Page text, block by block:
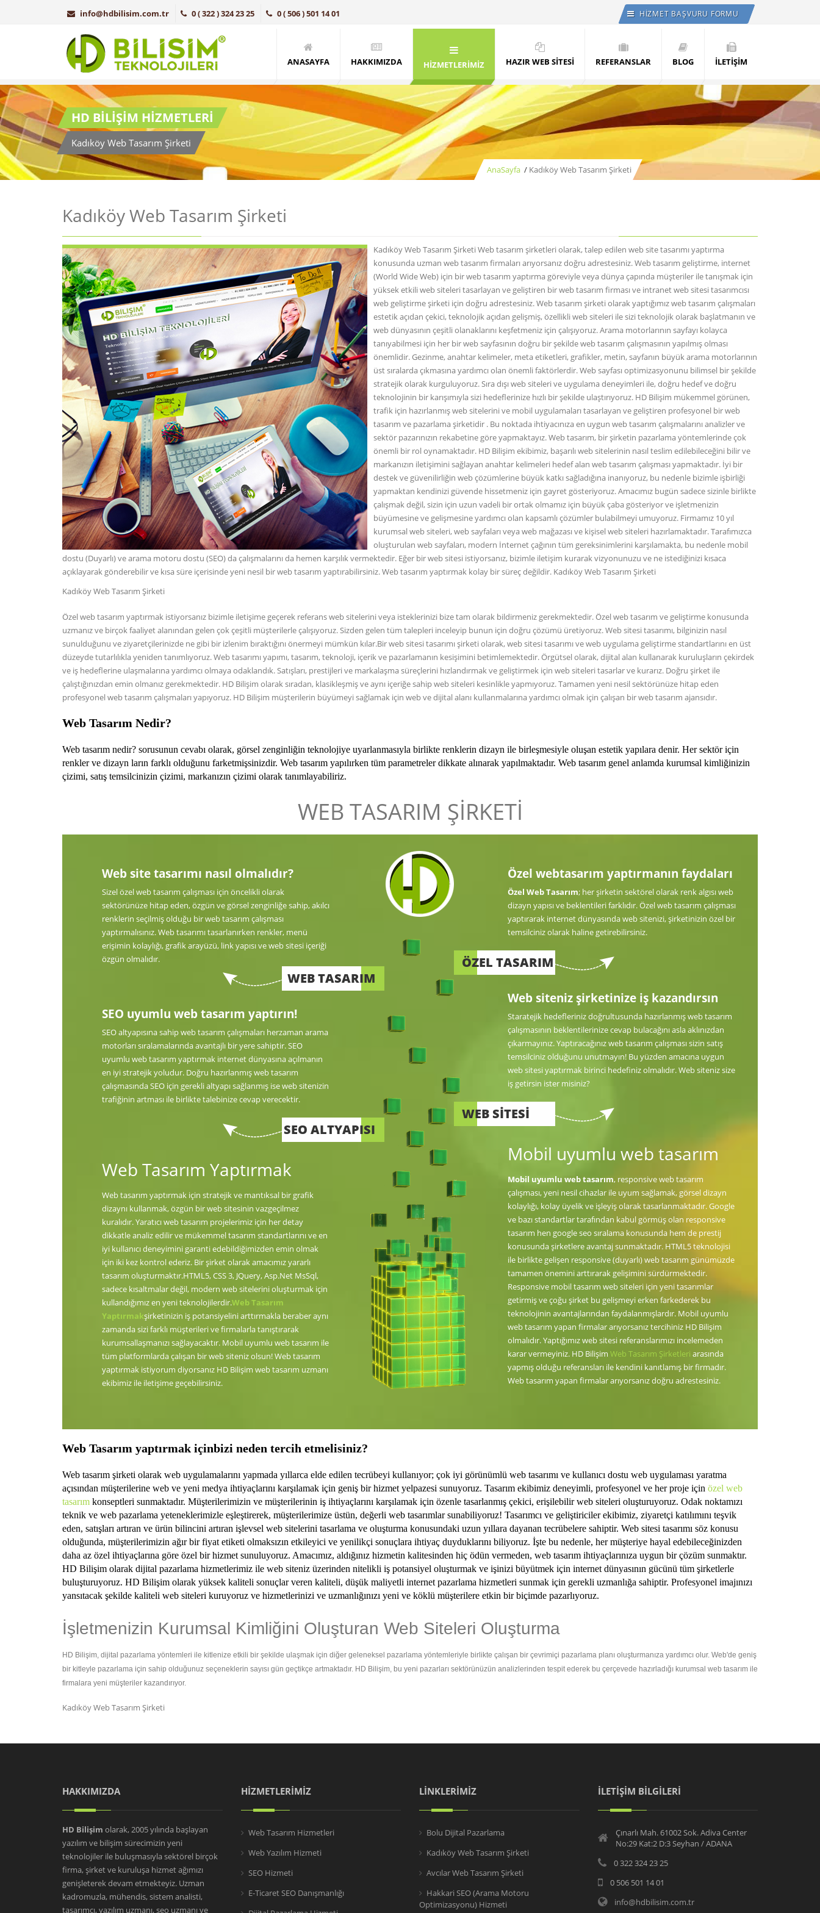
info@hdbilisim.com.tr 0 ( 322 ) 324 23 25 0 ( 506 ) 501 14 01 HİZMET BAŞVURU FORMU
ANASAYFA HAKKIMIZDA HİZMETLERİMİZ HAZIR WEB SİTESİ REFERANSLAR BLOG İLETİŞİM
HD BİLİŞİM HİZMETLERİ
Kadıköy Web Tasarım Şirketi
AnaSayfa / Kadıköy Web Tasarım Şirketi
Kadıköy Web Tasarım Şirketi
Kadıköy Web Tasarım Şirketi Web tasarım şirketleri olarak, talep edilen web site tasarımı yaptırma
konusunda uzman web tasarım firmaları arıyorsanız doğru adrestesiniz. Web tasarım geliştirme, internet
(World Wide Web) için bir web tasarım yaptırma göreviyle veya dünya çapında müşteriler ile tanışmak için
yüksek etkili web siteleri tasarlayan ve geliştiren bir web tasarım firması ve intranet web sitesi tasarımcısı
web geliştirme şirketi için doğru adrestesiniz. Web tasarım şirketi olarak yaptığımız web tasarım çalışmaları
estetik açıdan çekici, teknolojik açıdan gelişmiş, özellikli web siteleri ile sizi teknolojik olarak başlatmanın ve
web dünyasının çeşitli olanaklarını keşfetmeniz için çalışıyoruz. Arama motorlarının sayfayı kolayca
tanıyabilmesi için her bir web sayfasının doğru bir şekilde web tasarım çalışmasının yapılmış olması
önemlidir. Gezinme, anahtar kelimeler, meta etiketleri, grafikler, metin, sayfanın büyük arama motorlarının
üst sıralarda çıkmasına yardımcı olan önemli faktörlerdir. Web sayfası optimizasyonunu bilimsel bir şekilde
stratejik olarak kurguluyoruz. Sıra dışı web siteleri ve uygulama deneyimleri ile, doğru hedef ve doğru
teknolojinin bir karışımıyla sizi hedeflerinize hızlı bir şekilde ulaştırıyoruz. HD Bilişim mükemmel görünen,
trafik için hazırlanmış web sitelerini ve mobil uygulamaları tasarlayan ve geliştiren profesyonel bir web
tasarım ve pazarlama şirketidir . Bu noktada ihtiyacınıza en uygun web tasarım çalışmalarını analizler ve
sektör pazarınızın rekabetine göre yapmaktayız. Web tasarım, bir şirketin pazarlama yöntemlerinde çok
önemli bir rol oynamaktadır. HD Bilişim ekibimiz, başarılı web sitelerinin nasıl teslim edilebileceğini bilir ve
markanızın iletişimini sağlayan anahtar kelimeleri hedef alan web tasarım çalışması yapmaktadır. İyi bir
destek ve güvenilirliğin web çözümlerine büyük katkı sağladığına inanıyoruz, bu nedenle bizimle işbirliği
yapmaktan kendinizi güvende hissetmeniz için gayret gösteriyoruz. Amacımız bugün sadece sizinle birlikte
çalışmak değil, sizin için uzun vadeli bir ortak olmamız için büyük çaba gösteriyor ve işletmenizin
büyümesine ve gelişmesine yardımcı olan kapsamlı çözümler bulabilmeyi umuyoruz. Firmamız 10 yıl
kurumsal web siteleri, web sayfaları veya web mağazası ve kişisel web siteleri hazırlamaktadır. Tarafımızca
oluşturulan web sayfaları, modern İnternet çağının tüm gereksinimlerini karşılamakta, bu nedenle mobil
dostu (Duyarlı) ve arama motoru dostu (SEO) da çalışmalarını da hemen karşılık vermektedir. Eğer bir web sitesi istiyorsanız, bizimle iletişim kurarak vizyonunuzu ve ne istediğinizi kısaca
açıklayarak gönderebilir ve kısa süre içerisinde yeni nesil bir web tasarım yaptırabilirsiniz. Web tasarım yaptırmak kolay bir süreç değildir. Kadıköy Web Tasarım Şirketi
Kadıköy Web Tasarım Şirketi
Özel web tasarım yaptırmak istiyorsanız bizimle iletişime geçerek referans web sitelerini veya isteklerinizi bize tam olarak bildirmeniz gerekmektedir. Özel web tasarım ve geliştirme konusunda
uzmanız ve birçok faaliyet alanından gelen çok çeşitli müşterilerle çalışıyoruz. Sizden gelen tüm talepleri inceleyip bunun için doğru çözümü üretiyoruz. Web sitesi tasarımı, bilginizin nasıl
sunulduğunu ve ziyaretçilerinizde ne gibi bir izlenim bıraktığını önermeyi mümkün kılar.Bir web sitesi tasarımı şirketi olarak, web sitesi tasarımı ve web uygulama geliştirme standartlarını en üst
düzeyde tutarlılıkla yeniden tanımlıyoruz. Web tasarımı yapımı, tasarım, teknoloji, içerik ve pazarlamanın kesişimini betimlemektedir. Örgütsel olarak, dijital alan kullanarak kuruluşların çekirdek
ve iş hedeflerine ulaşmalarına yardımcı olmaya odaklandık. Satışları, prestijleri ve markalaşma süreçlerini hızlandırmak ve geliştirmek için web siteleri tasarlar ve kurarız. Doğru şirket ile
çalıştığınızdan emin olmanız gerekmektedir. HD Bilişim olarak sıradan, klasikleşmiş ve aynı içeriğe sahip web siteleri kesinlikle yapmıyoruz. Tamamen yeni nesil sektörünüze hitap eden
profesyonel web tasarım çalışmaları yapıyoruz. HD Bilişim müşterilerin büyümeyi sağlamak için web ve dijital alanı kullanmalarına yardımcı olmak için çalışan bir web tasarım ajansıdır.
Web Tasarım Nedir?
Web tasarım nedir? sorusunun cevabı olarak, görsel zenginliğin teknolojiye uyarlanmasıyla birlikte renklerin dizayn ile birleşmesiyle oluşan estetik yapılara denir. Her sektör için
renkler ve dizayn ların farklı olduğunu farketmişsinizdir. Web tasarım yapılırken tüm parametreler dikkate alınarak yapılmaktadır. Web tasarım genel anlamda kurumsal kimliğinizin
çizimi, satış temsilcinizin çizimi, markanızın çizimi olarak tanımlayabiliriz.
WEB TASARIM ŞİRKETİ
Web site tasarımı nasıl olmalıdır?
Sizel özel web tasarım çalışması için öncelikli olarak
sektörünüze hitap eden, özgün ve görsel zenginliğe sahip, akılcı
renklerin seçilmiş olduğu bir web tasarım çalışması
yaptırmalısınız. Web tasarımı tasarlanırken renkler, menü
erişimin kolaylığı, grafik arayüzü, link yapısı ve web sitesi içeriği
özgün olmalıdır.
WEB TASARIM
SEO uyumlu web tasarım yaptırın!
SEO altyapısına sahip web tasarım çalışmaları herzaman arama
motorları sıralamalarında avantajlı bir yere sahiptir. SEO
uyumlu web tasarım yaptırmak internet dünyasına açılmanın
en iyi stratejik yoludur. Doğru hazırlanmış web tasarım
çalışmasında SEO için gerekli altyapı sağlanmış ise web sitenizin
trafiğinin artması ile birlikte talebinize cevap verecektir.
SEO ALTYAPISI
Web Tasarım Yaptırmak
Web tasarım yaptırmak için stratejik ve mantıksal bir grafik
dizaynı kullanmak, özgün bir web sitesinin vazgeçilmez
kuralıdır. Yaratıcı web tasarım projelerimiz için her detay
dikkatle analiz edilir ve mükemmel tasarım standartlarını ve en
iyi kullanıcı deneyimini garanti edebildiğimizden emin olmak
için iki kez kontrol ederiz. Bir şirket olarak amacımız yararlı
tasarım oluşturmaktır.HTML5, CSS 3, JQuery, Asp.Net MsSql,
sadece kısaltmalar değil, modern web sitelerini oluşturmak için
kullandığımız en yeni teknolojilerdir.Web Tasarım
Yaptırmakşirketinizin iş potansiyelini arttırmakla beraber aynı
zamanda sizi farklı müşterileri ve firmalarla tanıştırarak
kurumsallaşmanızı sağlayacaktır. Mobil uyumlu web tasarım ile
tüm platformlarda çalışan bir web siteniz olsun! Web tasarım
yaptırmak istiyorum diyorsanız HD Bilişim web tasarım uzmanı
ekibimiz ile iletişime geçebilirsiniz.
Özel webtasarım yaptırmanın faydaları
Özel Web Tasarım; her şirketin sektörel olarak renk algısı web
dizayn yapısı ve beklentileri farklıdır. Özel web tasarım çalışması
yaptırarak internet dünyasında web sitenizi, şirketinizin özel bir
temsilciniz olarak haline getirebilirsiniz.
ÖZEL TASARIM
Web siteniz şirketinize iş kazandırsın
Staratejik hedefleriniz doğrultusunda hazırlanmış web tasarım
çalışmasının beklentilerinize cevap bulacağını asla aklınızdan
çıkarmayınız. Yaptıracağınız web tasarım çalışması sizin satış
temsilciniz olduğunu unutmayın! Bu yüzden amacına uygun
web sitesi yaptırmak birinci hedefiniz olmalıdır. Web siteniz size
iş getirsin ister misiniz?
WEB SİTESİ
Mobil uyumlu web tasarım
Mobil uyumlu web tasarım, responsive web tasarım
çalışması, yeni nesil cihazlar ile uyum sağlamak, görsel dizayn
kolaylığı, kolay üyelik ve işleyiş olarak tasarlanmaktadır. Google
ve bazı standartlar tarafından kabul görmüş olan responsive
tasarım hen google seo sıralama konusunda hem de prestij
konusunda şirketlere avantaj sunmaktadır. HTML5 teknolojisi
ile birlikte gelişen responsive (duyarlı) web tasarım günümüzde
tamamen önemini arttırarak gelişimini sürdürmektedir.
Responsive mobil tasarım web siteleri için yeni tasarımlar
getirmiş ve çoğu şirket bu gelişmeyi erken farkederek bu
teknolojinin avantajlarından faydalanmışlardır. Mobil uyumlu
web tasarım yapan firmalar arıyorsanız tercihiniz HD Bilişim
olmalıdır. Yaptığımız web sitesi referanslarımızı incelemeden
karar vermeyiniz. HD Bilişim Web Tasarım Şirketleri arasında
yapmış olduğu referansları ile kendini kanıtlamış bir firmadır.
Web tasarım yapan firmalar arıyorsanız doğru adrestesiniz.
Web Tasarım yaptırmak içinbizi neden tercih etmelisiniz?
Web tasarım şirketi olarak web uygulamalarını yapmada yıllarca elde edilen tecrübeyi kullanıyor; çok iyi görünümlü web tasarımı ve kullanıcı dostu web uygulaması yaratma
açısından müşterilerine web ve yeni medya ihtiyaçlarını karşılamak için geniş bir hizmet yelpazesi sunuyoruz. Tasarım ekibimiz deneyimli, profesyonel ve her proje için özel web
tasarım konseptleri sunmaktadır. Müşterilerimizin ve müşterilerinin iş ihtiyaçlarını karşılamak için özenle tasarlanmış çekici, erişilebilir web siteleri oluşturuyoruz. Odak noktamızı
teknik ve web pazarlama yeteneklerimizle eşleştirerek, müşterilerimize üstün, değerli web tasarımlar sunabiliyoruz! Tasarımcı ve geliştiriciler ekibimiz, ziyaretçi katılımını teşvik
eden, satışları artıran ve ürün bilincini artıran işlevsel web sitelerini tasarlama ve oluşturma konusundaki uzun yıllara dayanan tecrübelere sahiptir. Web sitesi tasarımı söz konusu
olduğunda, müşterilerimizin ağır bir fiyat etiketi olmaksızın etkileyici ve yenilikçi sonuçlara ihtiyaç duyduklarını biliyoruz. İşte bu nedenle, her müşteriye hayal edebileceğinizden
daha az özel ihtiyaçlarına göre özel bir hizmet sunuluyoruz. Amacımız, aldığınız hizmetin kalitesinden hiç ödün vermeden, web tasarım ihtiyaçlarınıza uygun bir çözüm sunmaktır.
HD Bilişim olarak dijital pazarlama hizmetlerimiz ile web siteniz üzerinden nitelikli iş potansiyel oluşturmak ve işinizi büyütmek için internet dünyasının gücünü tüm şirketlerle
buluşturuyoruz. HD Bilişim olarak yüksek kaliteli sonuçlar veren kaliteli, düşük maliyetli internet pazarlama hizmetleri sunmak için gerekli uzmanlığa sahiptir. Profesyonel imajınızı
yansıtacak şekilde kaliteli web siteleri kuruyoruz ve hizmetlerinizi ve uzmanlığınızı yeni ve köklü müşterilere etkin bir biçimde pazarlıyoruz.
İşletmenizin Kurumsal Kimliğini Oluşturan Web Siteleri Oluşturma
HD Bilişim, dijital pazarlama yöntemleri ile kitlenize etkili bir şekilde ulaşmak için diğer geleneksel pazarlama yöntemleriyle birlikte çalışan bir çevrimiçi pazarlama planı oluşturmanıza yardımcı olur. Web'de geniş
bir kitleyle pazarlama için sahip olduğunuz seçeneklerin sayısı gün geçtikçe artmaktadır. HD Bilişim, bu yeni pazarları sektörünüzün analizlerinden tespit ederek bu çerçevede hazırladığı kurumsal web tasarım ile
firmalara yeni müşteriler kazandırıyor.
Kadıköy Web Tasarım Şirketi
HAKKIMIZDA
HD Bilişim olarak, 2005 yılında başlayan
yazılım ve bilişim sürecimizin yeni
teknolojiler ile buluşmasıyla sektörel birçok
firma, şirket ve kuruluşa hizmet ağımızı
genişleterek devam etmekteyiz. Uzman
kadromuzla, mühendis, sistem analisti,
tasarımcı, yazılım uzmanı, seo uzmanı ve
HİZMETLERİMİZ
Web Tasarım Hizmetleri
Web Yazılım Hizmeti
SEO Hizmeti
E-Ticaret SEO Danışmanlığı
LİNKLERİMİZ
Bolu Dijital Pazarlama
Kadıköy Web Tasarım Şirketi
Avcılar Web Tasarım Şirketi
Hakkari SEO (Arama Motoru
Optimizasyonu) Hizmeti
İLETİŞİM BİLGİLERİ
Çınarlı Mah. 61002 Sok. Adiva Center
No:29 Kat:2 D:3 Seyhan / ADANA
0 322 324 23 25
0 506 501 14 01
info@hdbilisim.com.tr